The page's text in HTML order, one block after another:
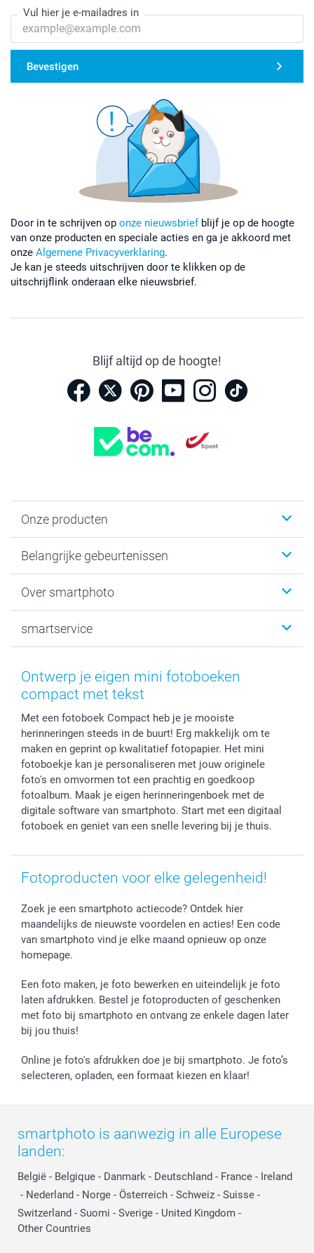
Vul hier je e-mailadres in
Bevestigen
Door in te schrijven op onze nieuwsbriefblijf je op de hoogte
van onze producten en speciale acties en ga je akkoord met
onze Algemene Privacyverklaring.
Je kan je steeds uitschrijven door te klikken op de
uitschrijflink onderaan elke nieuwsbrief.
Blijf altijd op de hoogte!
Onze producten
Fotogeschenken
Fotoprints, Fotoposter & Fotoalbum met fotoprints
MyNameBook
Stickers en Etiketten
Fotokaders, Decoratie en Snoepjes
Belangrijke gebeurtenissen
Baby
Communie- en Lentefeest
Geschenken voor hem
Afstuderen
Vaderdag
Verjaardag
Geboorte
Over smartphoto
Duurzaamheid
Voorwaarden
Herroepingsrecht
Wettelijke garantie
Privacybeleid
Cookiebeleid
Prijslijst
Jobs & Stages
Investor Relations
smartservice
smartgarantie
smartbonus
Grote bestellingen
Levering
Mijn orderstatus
smartfriends
Ontwerp je eigen mini fotoboeken
compact met tekst
Met een fotoboek Compact heb je je mooiste
herinneringen steeds in de buurt! Erg makkelijk om te
maken en geprint op kwalitatief fotopapier. Het mini
fotoboekje kan je personaliseren met jouw originele
foto's en omvormen tot een prachtig en goedkoop
fotoalbum. Maak je eigen herinneringenboek met de
digitale software van smartphoto. Start met een digitaal
fotoboek en geniet van een snelle levering bij je thuis.
Fotoproducten voor elke gelegenheid!
Zoek je een smartphoto actiecode? Ontdek hier
maandelijks de nieuwste voordelen en acties! Een code
van smartphoto vind je elke maand opnieuw op onze
homepage.
Een foto maken, je foto bewerken en uiteindelijk je foto
laten afdrukken. Bestel je fotoproducten of geschenken
met foto bij smartphoto en ontvang ze enkele dagen later
bij jou thuis!
Online je foto's afdrukken doe je bij smartphoto. Je foto’s
selecteren, opladen, een formaat kiezen en klaar!
smartphoto is aanwezig in alle Europese
landen:
België - Belgique - Danmark - Deutschland - France - Ireland
- Nederland - Norge - Österreich - Schweiz - Suisse -
Switzerland - Suomi - Sverige - United Kingdom -
Other Countries